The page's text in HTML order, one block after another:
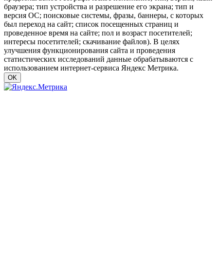
браузера; тип устройства и разрешение его экрана; тип и
версия ОС; поисковые системы, фразы, баннеры, с которых
был переход на сайт; список посещенных страниц и
проведенное время на сайте; пол и возраст посетителей;
интересы посетителей; скачивание файлов). В целях
улучшения функционирования сайта и проведения
статистических исследований данные обрабатываются с
использованием интернет-сервиса Яндекс Метрика.
OK